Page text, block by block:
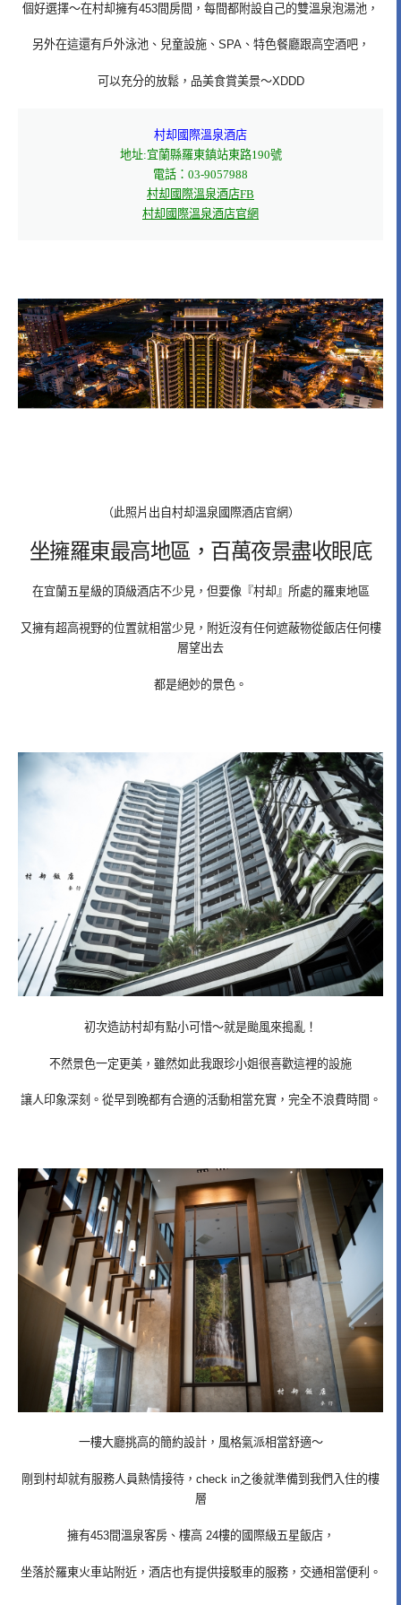
個好選擇～在村却擁有453間房間，每間都附設自己的雙溫泉泡湯池，
另外在這還有戶外泳池、兒童設施、SPA、特色餐廳跟高空酒吧，
可以充分的放鬆，品美食賞美景～XDDD
村却國際溫泉酒店
地址:宜蘭縣羅東鎮站東路190號
電話：03-9057988
村却國際溫泉酒店FB
村却國際溫泉酒店官網
（此照片出自村却溫泉國際酒店官網）
坐擁羅東最高地區，百萬夜景盡收眼底
在宜蘭五星級的頂級酒店不少見，但要像『村却』所處的羅東地區
又擁有超高視野的位置就相當少見，附近沒有任何遮蔽物從飯店任何樓
層望出去
都是絕妙的景色。
初次造訪村却有點小可惜～就是颱風來搗亂！
不然景色一定更美，雖然如此我跟珍小姐很喜歡這裡的設施
讓人印象深刻。從早到晚都有合適的活動相當充實，完全不浪費時間。
一樓大廳挑高的簡約設計，風格氣派相當舒適～
剛到村却就有服務人員熱情接待，check in之後就準備到我們入住的樓
層
擁有453間溫泉客房、樓高 24樓的國際級五星飯店，
坐落於羅東火車站附近，酒店也有提供接駁車的服務，交通相當便利。